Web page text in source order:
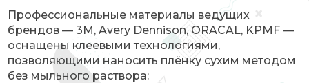
Профессиональные материалы ведущих
брендов — 3M, Avery Dennison, ORACAL, KPMF —
оснащены клеевыми технологиями,
позволяющими наносить плёнку сухим методом
без мыльного раствора: